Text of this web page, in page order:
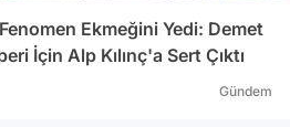
Ekmeğini Yedi: Demet
İçin Alp Kılınç'a Sert Çıktı
Gündem